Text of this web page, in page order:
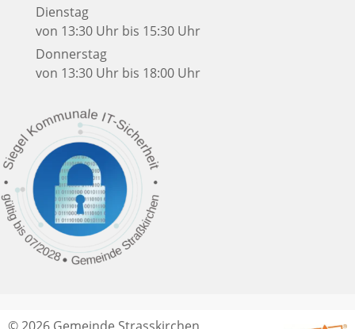
Dienstag
von 13:30 Uhr bis 15:30 Uhr
Donnerstag
von 13:30 Uhr bis 18:00 Uhr